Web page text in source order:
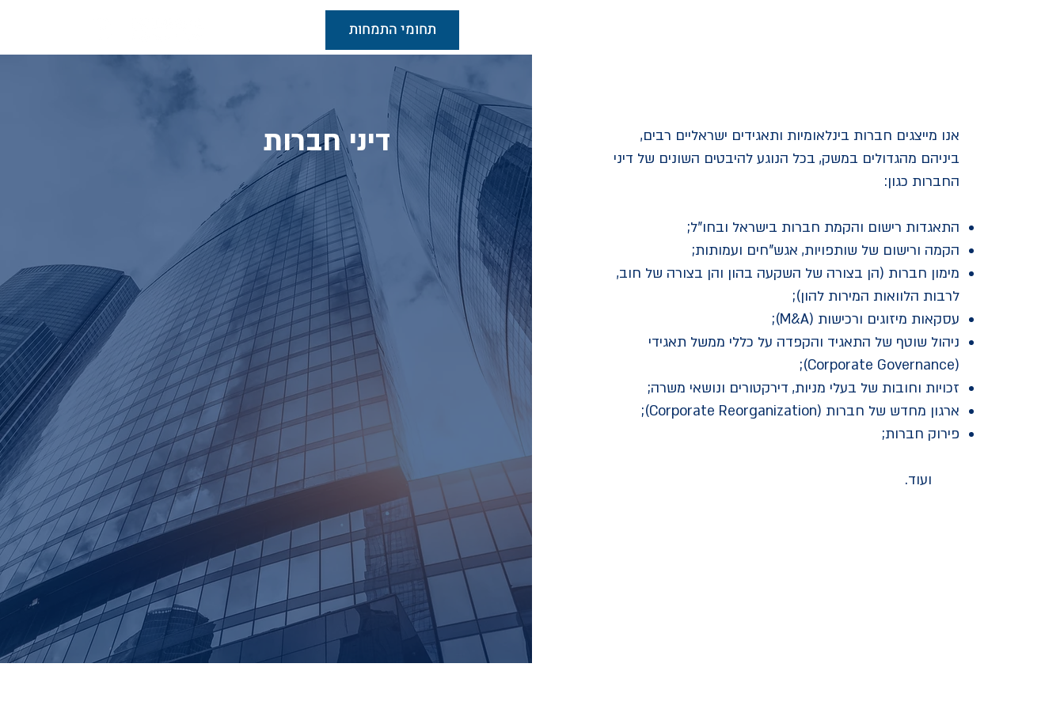
תחומי התמחות
דיני חברות
אנו מייצגים חברות בינלאומיות ותאגידים ישראליים רבים,
ביניהם מהגדולים במשק, בכל הנוגע להיבטים השונים של דיני
החברות כגון:
התאגדות רישום והקמת חברות בישראל ובחו"ל;
הקמה ורישום של שותפויות, אגש"חים ועמותות;
מימון חברות (הן בצורה של השקעה בהון והן בצורה של חוב,
לרבות הלוואות המירות להון);
עסקאות מיזוגים ורכישות (M&A);
ניהול שוטף של התאגיד והקפדה על כללי ממשל תאגידי
(Corporate Governance);
זכויות וחובות של בעלי מניות, דירקטורים ונושאי משרה;
ארגון מחדש של חברות (Corporate Reorganization);
פירוק חברות;
ועוד.